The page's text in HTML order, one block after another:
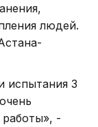
людей.
испытания 3
-